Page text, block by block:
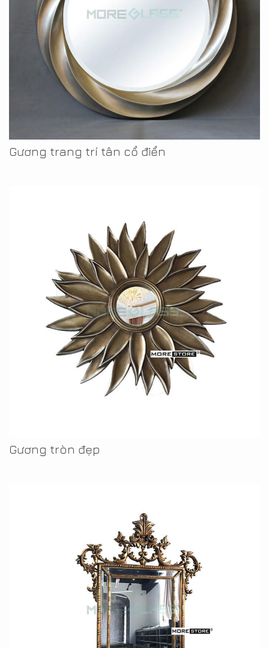
Gương trang trí tân cổ điển
Gương tròn đẹp